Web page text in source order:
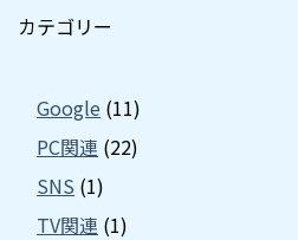
カテゴリー
Google (11)
PC関連 (22)
SNS (1)
TV関連 (1)